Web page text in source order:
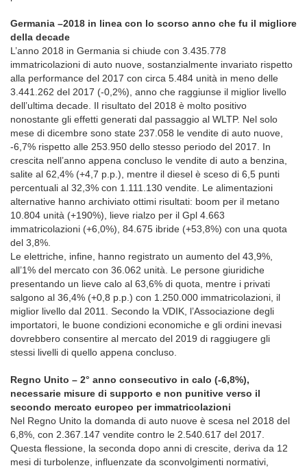
Germania –2018 in linea con lo scorso anno che fu il migliore
della decade
L’anno 2018 in Germania si chiude con 3.435.778
immatricolazioni di auto nuove, sostanzialmente invariato rispetto
alla performance del 2017 con circa 5.484 unità in meno delle
3.441.262 del 2017 (-0,2%), anno che raggiunse il miglior livello
dell’ultima decade. Il risultato del 2018 è molto positivo
nonostante gli effetti generati dal passaggio al WLTP. Nel solo
mese di dicembre sono state 237.058 le vendite di auto nuove,
-6,7% rispetto alle 253.950 dello stesso periodo del 2017. In
crescita nell’anno appena concluso le vendite di auto a benzina,
salite al 62,4% (+4,7 p.p.), mentre il diesel è sceso di 6,5 punti
percentuali al 32,3% con 1.111.130 vendite. Le alimentazioni
alternative hanno archiviato ottimi risultati: boom per il metano
10.804 unità (+190%), lieve rialzo per il Gpl 4.663
immatricolazioni (+6,0%), 84.675 ibride (+53,8%) con una quota
del 3,8%.
Le elettriche, infine, hanno registrato un aumento del 43,9%,
all’1% del mercato con 36.062 unità. Le persone giuridiche
presentando un lieve calo al 63,6% di quota, mentre i privati
salgono al 36,4% (+0,8 p.p.) con 1.250.000 immatricolazioni, il
miglior livello dal 2011. Secondo la VDIK, l’Associazione degli
importatori, le buone condizioni economiche e gli ordini inevasi
dovrebbero consentire al mercato del 2019 di raggiugere gli
stessi livelli di quello appena concluso.
Regno Unito – 2° anno consecutivo in calo (-6,8%),
necessarie misure di supporto e non punitive verso il
secondo mercato europeo per immatricolazioni
Nel Regno Unito la domanda di auto nuove è scesa nel 2018 del
6,8%, con 2.367.147 vendite contro le 2.540.617 del 2017.
Questa flessione, la seconda dopo anni di crescite, deriva da 12
mesi di turbolenze, influenzate da sconvolgimenti normativi,